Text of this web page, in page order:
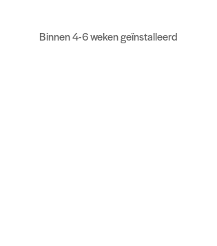
Binnen 4-6 weken geïnstalleerd